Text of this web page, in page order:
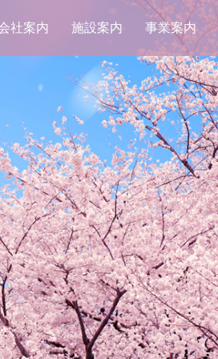
社案内 施設案内 事業案内